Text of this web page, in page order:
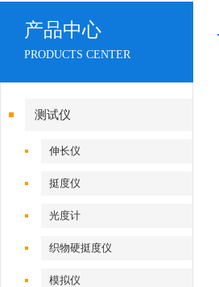
产品中心
PRODUCTS CENTER
测试仪
伸长仪
挺度仪
光度计
织物硬挺度仪
模拟仪